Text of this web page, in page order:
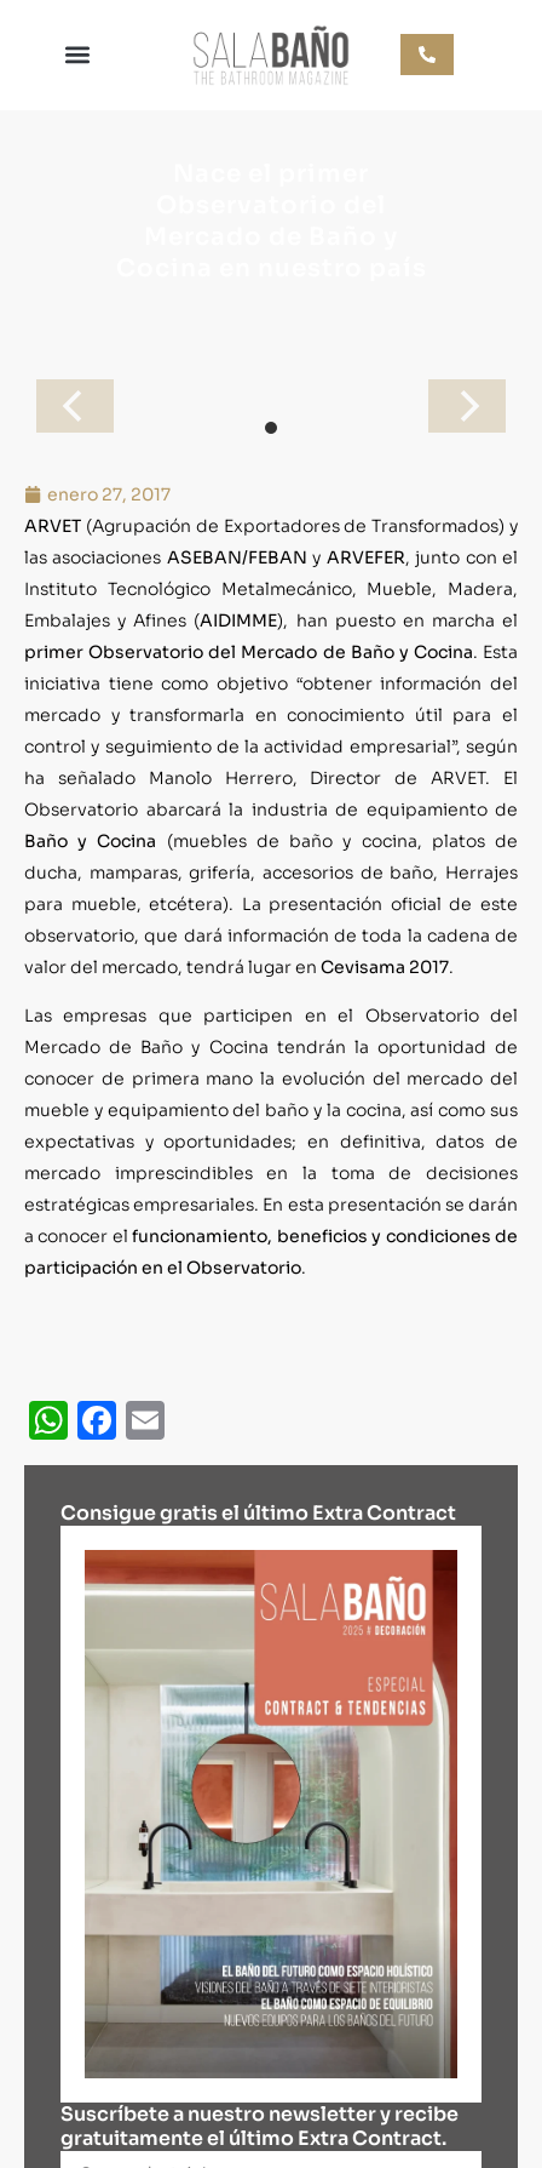
enero 27, 2017
ARVET (Agrupación de Exportadores de Transformados) y
las asociaciones ASEBAN/FEBANy ARVEFER, junto con el
Instituto Tecnológico Metalmecánico, Mueble, Madera,
Embalajes y Afines (AIDIMME), han puesto en marcha el
primer Observatorio del Mercado de Baño y Cocina. Esta
iniciativa tiene como objetivo “obtener información del
mercado y transformarla en conocimiento útil para el
control y seguimiento de la actividad empresarial”, según
ha señalado Manolo Herrero, Director de ARVET. El
Observatorio abarcará la industria de equipamiento de
Baño y Cocina (muebles de baño y cocina, platos de
ducha, mamparas, grifería, accesorios de baño, Herrajes
para mueble, etcétera). La presentación oficial de este
observatorio, que dará información de toda la cadena de
valor del mercado, tendrá lugar en Cevisama 2017.
Las empresas que participen en el Observatorio del
Mercado de Baño y Cocina tendrán la oportunidad de
conocer de primera mano la evolución del mercado del
mueble y equipamiento del baño y la cocina, así como sus
expectativas y oportunidades; en definitiva, datos de
mercado imprescindibles en la toma de decisiones
estratégicas empresariales. En esta presentación se darán
a conocer elfuncionamiento, beneficios y condiciones de
participación en el Observatorio.
WhatsApp
Facebook
Consigue gratis el último Extra Contract
Suscríbete a nuestro newsletter y recibe
gratuitamente el último Extra Contract.